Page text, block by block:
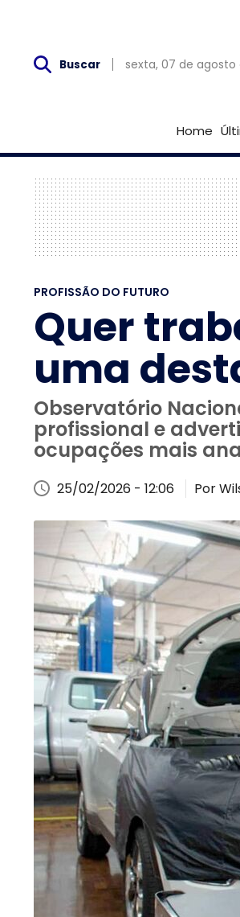
Buscar sexta, 07 de agosto
Home
PROFISSÃO DO FUTURO
Quer
uma
Observatório
profissional e
ocupações mais
25/02/2026 - 12:06 Por